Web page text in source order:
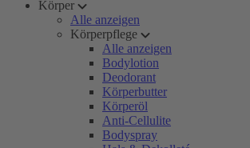
Körper
Alle anzeigen
Körperpflege
Alle anzeigen
Bodylotion
Deodorant
Körperbutter
Körperöl
Anti-Cellulite
Bodyspray